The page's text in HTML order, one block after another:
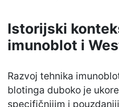
Istorijski
imunoblot i
Razvoj tehnika
blotinga duboko je
specifičnijim i